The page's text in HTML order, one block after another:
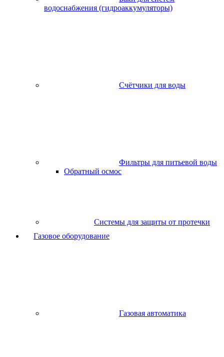
водоснабжения (гидроаккумуляторы)
Счётчики для воды
Фильтры для питьевой воды
Обратный осмос
Системы для защиты от протечки
Газовое оборудование
Газовая автоматика